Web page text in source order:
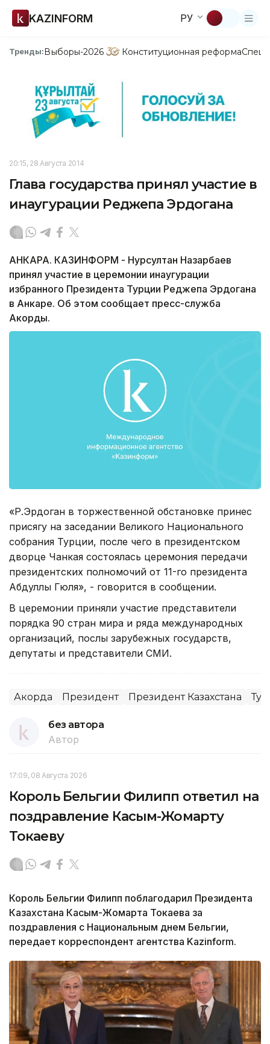
KAZINFORM РУ
Тренды:Выборы-2026 Конституционная реформа
20:15, 28 Августа 2014
Глава государства принял участие в
инаугурации Реджепа Эрдогана
АНКАРА. КАЗИНФОРМ - Нурсултан Назарбаев
принял участие в церемонии инаугурации
избранного Президента Турции Реджепа Эрдогана
в Анкаре. Об этом сообщает пресс-служба
Акорды.
«Р.Эрдоган в торжественной обстановке принес
присягу на заседании Великого Национального
собрания Турции, после чего в президентском
дворце Чанкая состоялась церемония передачи
президентских полномочий от 11-го президента
Абдуллы Гюля», - говорится в сообщении.
В церемонии приняли участие представители
порядка 90 стран мира и ряда международных
организаций, послы зарубежных государств,
депутаты и представители СМИ.
Акорда Президент Президент Казахстана
без автора
Автор
17:09, 08 Августа 2026
Король Бельгии Филипп ответил на
поздравление Касым-Жомарту
Токаеву
Король Бельгии Филипп поблагодарил Президента
Казахстана Касым-Жомарта Токаева за
поздравления с Национальным днем Бельгии,
передает корреспондент агентства Kazinform.